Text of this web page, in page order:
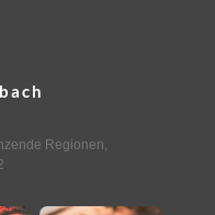
Regionen,